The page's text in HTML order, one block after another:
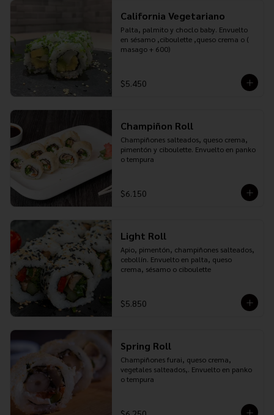
California Vegetariano
Palta, palmito y choclo baby. Envuelto
en sésamo ,ciboulette ,queso crema o (
masago + 600)
$5.450
Champiñon Roll
Champiñones salteados, queso crema,
pimentón y ciboulette. Envuelto en panko
o tempura
$6.150
Light Roll
Apio, pimentón, champiñones salteados,
cebollín. Envuelto en palta, queso
crema, sésamo o ciboulette
$5.850
Spring Roll
Champiñones furai, queso crema,
vegetales salteados,. Envuelto en panko
o tempura